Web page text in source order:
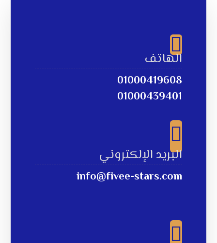
الهاتف
01000419608
01000439401
البريد الإلكتروني
info@fivee-stars.com